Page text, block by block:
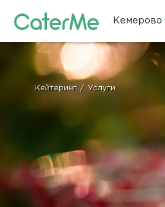
Кемерово
Строка
навигации
Кейтеринг / Услуги